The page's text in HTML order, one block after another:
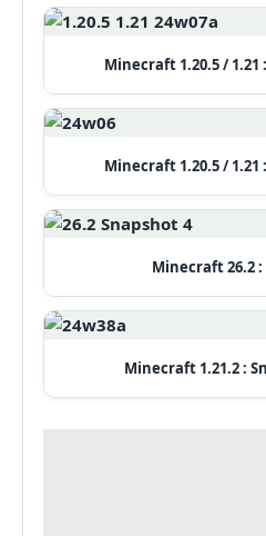
Minecraft 1.20.5 / 1.21
Minecraft 1.20.5 / 1.21
Minecraft 26.2 :
Minecraft 1.21.2 :